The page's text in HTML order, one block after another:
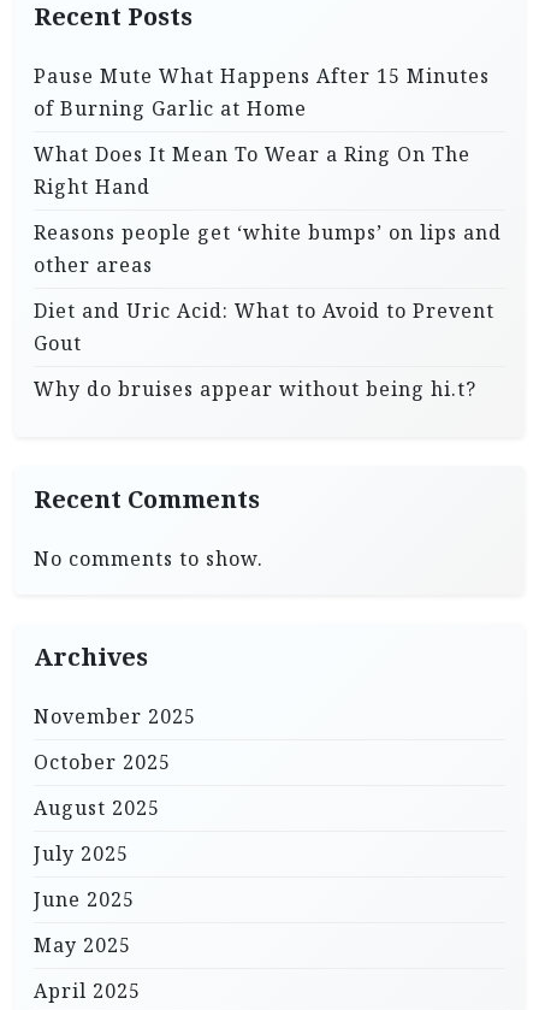
Recent Posts
Pause Mute What Happens After 15 Minutes
of Burning Garlic at Home
What Does It Mean To Wear a Ring On The
Right Hand
Reasons people get ‘white bumps’ on lips and
other areas
Diet and Uric Acid: What to Avoid to Prevent
Gout
Why do bruises appear without being hi.t?
Recent Comments
No comments to show.
Archives
November 2025
October 2025
August 2025
July 2025
June 2025
May 2025
April 2025